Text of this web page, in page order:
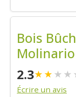
Bois
Molinario
2.3★★★ ★
Écrire un avis